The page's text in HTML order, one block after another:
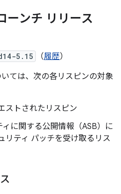
ーンチ リリース
5.15 （履歴）
ては、次の各リスピンの対象
ストされたリスピン
に関する公開情報（ASB）に
リティ パッチを受け取るリス